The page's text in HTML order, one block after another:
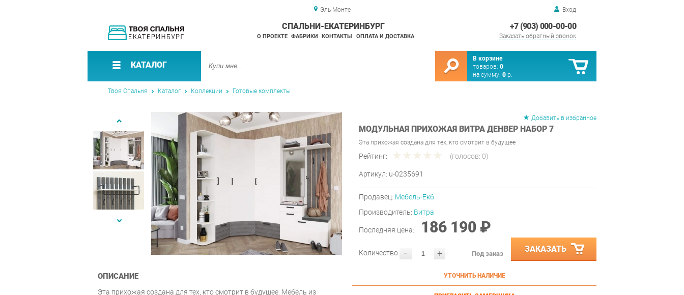
Эль-Монте Вход
+7 (903) 000-00-00
Заказать обратный звонок
СПАЛЬНИ-ЕКАТЕРИНБУРГ
О ПРОЕКТЕ ФАБРИКИ КОНТАКТЫ ОПЛАТА И ДОСТАВКА
КАТАЛОГ
В корзине
товаров: 0
на сумму: 0 р.
Твоя Спальня Каталог Коллекции Готовые комплекты
Добавить в избранное
МОДУЛЬНАЯ ПРИХОЖАЯ ВИТРА ДЕНВЕР НАБОР 7
Эта прихожая создана для тех, кто смотрит в будущее
Рейтинг: (голосов: 0)
Артикул: u-0235691
Продавец: Мебель-Екб
Производитель: Витра
Последняя цена: 186 190 ₽
- +
Количество: Под заказ ЗАКАЗАТЬ
УТОЧНИТЬ НАЛИЧИЕ
ОПИСАНИЕ
Эта прихожая создана для тех, кто смотрит в будущее. Мебель из